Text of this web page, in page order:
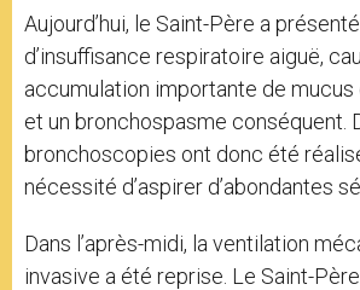
Aujourd’hui, le Saint-Père a
d’insuffisance respiratoire aiguë,
accumulation importante de
et un bronchospasme conséquent.
bronchoscopies ont donc été
nécessité d’aspirer d’abondantes
Dans l’après-midi, la ventilation
invasive a été reprise. Le Saint-